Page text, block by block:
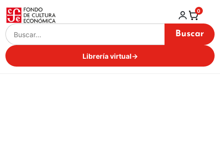
Buscar
Librería virtual→
0